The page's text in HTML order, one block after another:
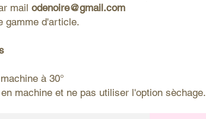
mail odenoire@gmail.com
gamme d'article.
à 30°
machine et ne pas utiliser l'option sèchage.